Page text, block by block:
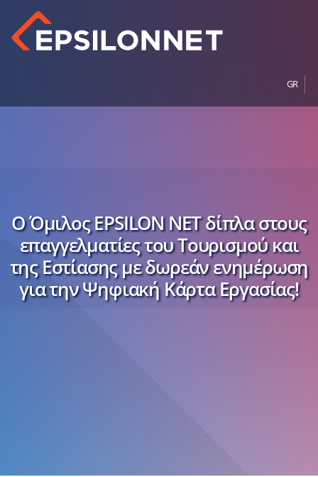
GR
Ο Όμιλος EPSILON NET δίπλα στους
επαγγελματίες του Τουρισμού και
της Εστίασης με δωρεάν ενημέρωση
για την Ψηφιακή Κάρτα Εργασίας!